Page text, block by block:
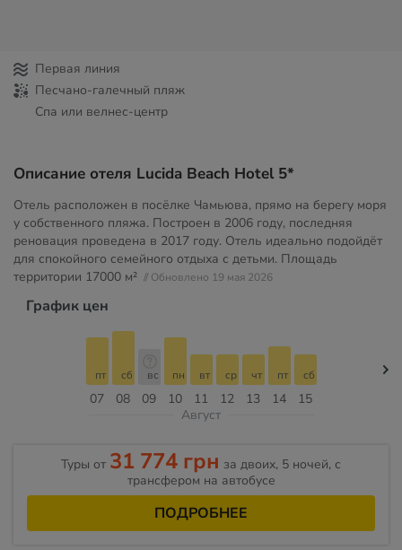
Первая линия
Песчано-галечный пляж
Спа или велнес-центр
Описание отеля Lucida Beach Hotel 5*
Отель расположен в посёлке Чамьюва, прямо на берегу моря
у собственного пляжа. Построен в 2006 году, последняя
реновация проведена в 2017 году. Отель идеально подойдёт
для спокойного семейного отдыха с детьми. Площадь
территории 17000 м² // Обновлено 19 мая 2026
График цен
07
пт
08
сб
09
вс
10
пн
11
вт
12
ср
13
чт
14
пт
15
сб
Август
Туры от 31 774 грн за двоих, 5 ночей, с
трансфером на автобусе
ПОДРОБНЕЕ